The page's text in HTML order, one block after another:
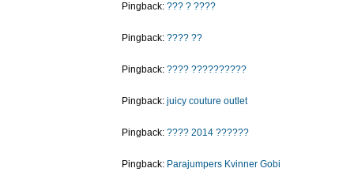
Pingback: ??? ? ????
Pingback: ???? ??
Pingback: ???? ??????????
Pingback: juicy couture outlet
Pingback: ???? 2014 ??????
Pingback: Parajumpers Kvinner Gobi